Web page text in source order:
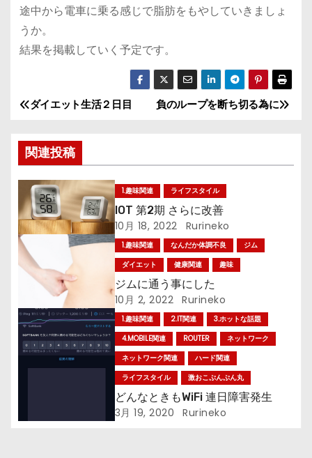
途中から電車に乗る感じで脂肪をもやしていきましょ
うか。
結果を掲載していく予定です。
投
稿
ナ
ビ
ゲ
ー
シ
ョ
ン
負のループを断ち切る為に
ダイエット生活２日目
関連投稿
1.趣味関連 ライフスタイル
IOT 第2期 さらに改善
10月 18, 2022 Rurineko
1.趣味関連 なんだか体調不良
ジム
ダイエット
健康関連 趣味
ジムに通う事にした
10月 2, 2022 Rurineko
1.趣味関連 2.IT関連
3.ホットな話題
4.MOBILE関連
ROUTER
ネットワーク
ネットワーク関連
ハード関連
ライフスタイル
激おこぷんぷん丸
どんなときもWiFi 連日障害発生
3月 19, 2020 Rurineko